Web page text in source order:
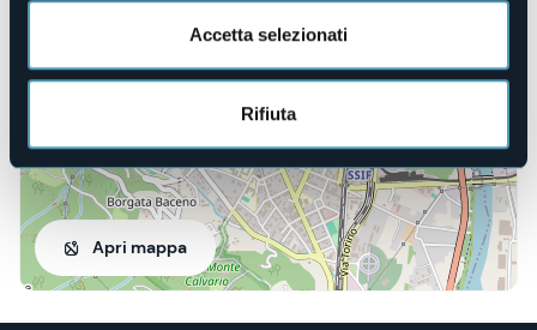
Accetta selezionati
Rifiuta
Apri mappa